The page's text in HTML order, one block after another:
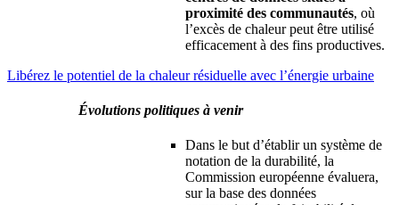
proximité des communautés, où
l’excès de chaleur peut être utilisé
efficacement à des fins productives.
Libérez le potentiel de la chaleur résiduelle avec l’énergie urbaine
Évolutions politiques à venir
Dans le but d’établir un système de
notation de la durabilité, la
Commission européenne évaluera,
sur la base des données